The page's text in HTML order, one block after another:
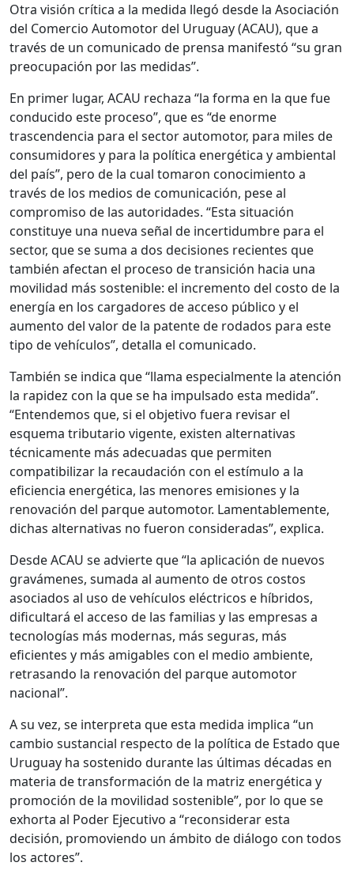
Otra visión crítica a la medida llegó desde la Asociación
del Comercio Automotor del Uruguay (ACAU), que a
través de un comunicado de prensa manifestó “su gran
preocupación por las medidas”.
En primer lugar, ACAU rechaza “la forma en la que fue
conducido este proceso”, que es “de enorme
trascendencia para el sector automotor, para miles de
consumidores y para la política energética y ambiental
del país”, pero de la cual tomaron conocimiento a
través de los medios de comunicación, pese al
compromiso de las autoridades. “Esta situación
constituye una nueva señal de incertidumbre para el
sector, que se suma a dos decisiones recientes que
también afectan el proceso de transición hacia una
movilidad más sostenible: el incremento del costo de la
energía en los cargadores de acceso público y el
aumento del valor de la patente de rodados para este
tipo de vehículos”, detalla el comunicado.
También se indica que “llama especialmente la atención
la rapidez con la que se ha impulsado esta medida”.
“Entendemos que, si el objetivo fuera revisar el
esquema tributario vigente, existen alternativas
técnicamente más adecuadas que permiten
compatibilizar la recaudación con el estímulo a la
eficiencia energética, las menores emisiones y la
renovación del parque automotor. Lamentablemente,
dichas alternativas no fueron consideradas”, explica.
Desde ACAU se advierte que “la aplicación de nuevos
gravámenes, sumada al aumento de otros costos
asociados al uso de vehículos eléctricos e híbridos,
dificultará el acceso de las familias y las empresas a
tecnologías más modernas, más seguras, más
eficientes y más amigables con el medio ambiente,
retrasando la renovación del parque automotor
nacional”.
A su vez, se interpreta que esta medida implica “un
cambio sustancial respecto de la política de Estado que
Uruguay ha sostenido durante las últimas décadas en
materia de transformación de la matriz energética y
promoción de la movilidad sostenible”, por lo que se
exhorta al Poder Ejecutivo a “reconsiderar esta
decisión, promoviendo un ámbito de diálogo con todos
los actores”.